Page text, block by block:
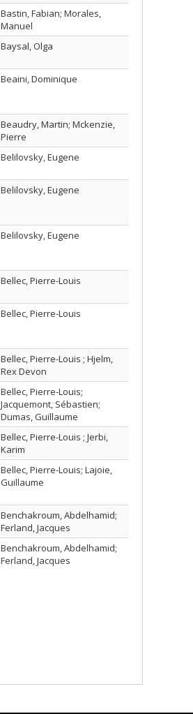
Bastin, Fabian; Morales,
Manuel
Baysal, Olga
Beaini, Dominique
Beaudry, Martin; Mckenzie,
Pierre
Belilovsky, Eugene
Belilovsky, Eugene
Belilovsky, Eugene
Bellec, Pierre-Louis
Bellec, Pierre-Louis
Bellec, Pierre-Louis ; Hjelm,
Rex Devon
Bellec, Pierre-Louis;
Jacquemont, Sébastien;
Dumas, Guillaume
Bellec, Pierre-Louis ; Jerbi,
Karim
Bellec, Pierre-Louis; Lajoie,
Guillaume
Benchakroum, Abdelhamid;
Ferland, Jacques
Benchakroum, Abdelhamid;
Ferland, Jacques